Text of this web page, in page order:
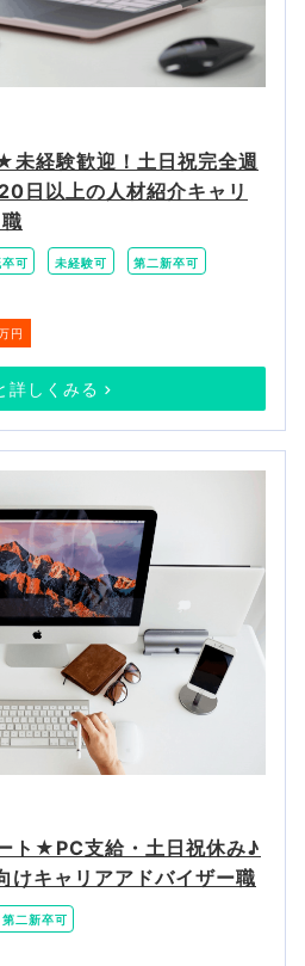
経験歓迎！土日祝完全週
日以上の人材紹介キャリ
卒可 未経験可 第二新卒可
円
詳しくみる
ト★PC支給・土日祝休み♪
けキャリアアドバイザー職
第二新卒可